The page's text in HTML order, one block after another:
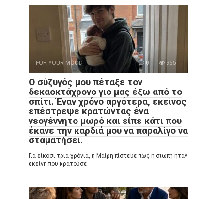
FOR YOUR MOOD 0 965
Ο σύζυγός μου πέταξε τον
δεκαοκτάχρονο γιο μας έξω από το
σπίτι. Έναν χρόνο αργότερα, εκείνος
επέστρεψε κρατώντας ένα
νεογέννητο μωρό και είπε κάτι που
έκανε την καρδιά μου να παραλίγο να
σταματήσει.
Για είκοσι τρία χρόνια, η Μαίρη πίστευε πως η σιωπή ήταν
εκείνη που κρατούσε